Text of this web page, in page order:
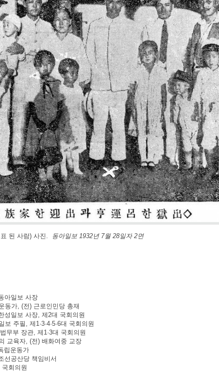
된 사람) 사진. 동아일보 1932년 7월 28일자 2면
아일보 사장
동가, (전) 근로인민당 총재
성일보 사장, 제2대 국회의원
주필, 제1·3·4·5·6대 국회의원
무부 장관, 제1·3대 국회의원
교육자, (전) 배화여중 교장
립운동가
선공산당 책임비서
국회의원